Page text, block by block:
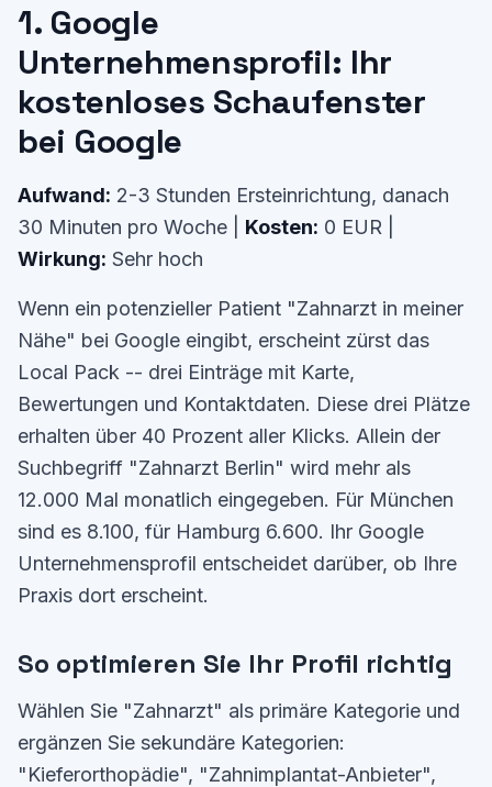
1. Google
Unternehmensprofil: Ihr
kostenloses Schaufenster
bei Google
Aufwand: 2-3 Stunden Ersteinrichtung, danach
30 Minuten pro Woche | Kosten: 0 EUR |
Wirkung: Sehr hoch
Wenn ein potenzieller Patient "Zahnarzt in meiner
Nähe" bei Google eingibt, erscheint zürst das
Local Pack -- drei Einträge mit Karte,
Bewertungen und Kontaktdaten. Diese drei Plätze
erhalten über 40 Prozent aller Klicks. Allein der
Suchbegriff "Zahnarzt Berlin" wird mehr als
12.000 Mal monatlich eingegeben. Für München
sind es 8.100, für Hamburg 6.600. Ihr Google
Unternehmensprofil entscheidet darüber, ob Ihre
Praxis dort erscheint.
So optimieren Sie Ihr Profil richtig
Wählen Sie "Zahnarzt" als primäre Kategorie und
ergänzen Sie sekundäre Kategorien:
"Kieferorthopädie", "Zahnimplantat-Anbieter",